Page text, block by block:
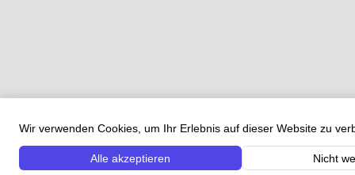
Wir verwenden Cookies, um Ihr Erlebnis auf dieser Website zu
Alle akzeptieren Nicht